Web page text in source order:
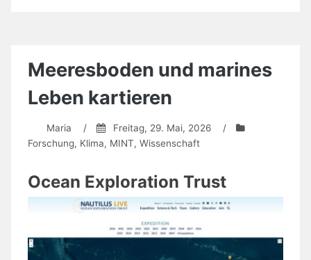
ersten
da…
Meeresboden und marines
Leben kartieren
Maria / Freitag, 29. Mai, 2026
/
Forschung, Klima, MINT, Wissenschaft
Ocean Exploration Trust